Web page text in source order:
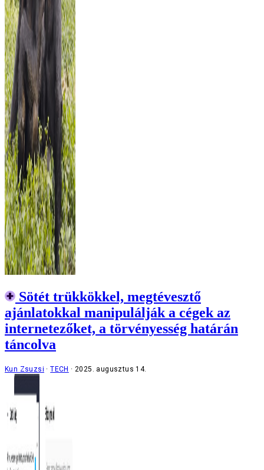
Sötét trükkökkel, megtévesztő
ajánlatokkal manipulálják a cégek az
internetezőket, a törvényesség határán
táncolva
Kun Zsuzsi TECH 2025. augusztus 14.